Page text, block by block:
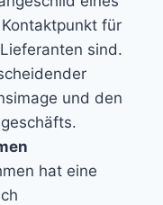
für
sind.
und den
hat eine